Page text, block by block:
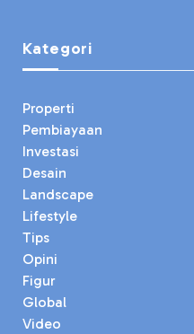
Kategori
Properti
Pembiayaan
Investasi
Desain
Landscape
Lifestyle
Tips
Opini
Figur
Global
Video